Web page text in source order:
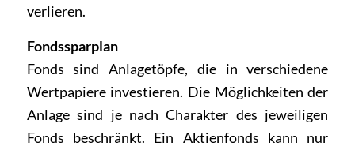
verlieren.
Fondssparplan
Fonds sind Anlagetöpfe, die in verschiedene
Wertpapiere investieren. Die Möglichkeiten der
Anlage sind je nach Charakter des jeweiligen
Fonds beschränkt. Ein Aktienfonds kann nur